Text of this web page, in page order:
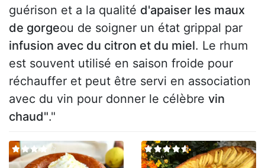
guérison et a la qualité d'apaiser les maux
de gorgeou de soigner un état grippal par
infusion avec du citron et du miel. Le rhum
est souvent utilisé en saison froide pour
réchauffer et peut être servi en association
avec du vin pour donner le célèbre vin
chaud"."